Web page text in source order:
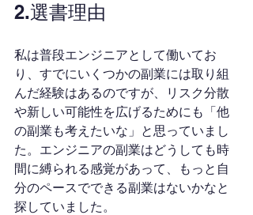
2.選書理由
私は普段エンジニアとして働いてお
り、すでにいくつかの副業には取り組
んだ経験はあるのですが、リスク分散
や新しい可能性を広げるためにも「他
の副業も考えたいな」と思っていまし
た。エンジニアの副業はどうしても時
間に縛られる感覚があって、もっと自
分のペースでできる副業はないかなと
探していました。